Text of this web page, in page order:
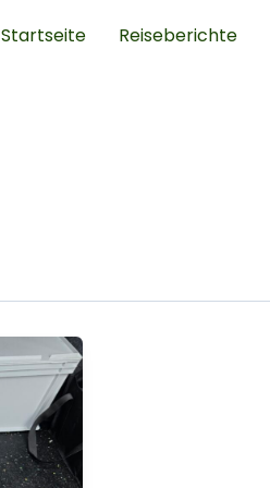
Startseite Reiseberichte